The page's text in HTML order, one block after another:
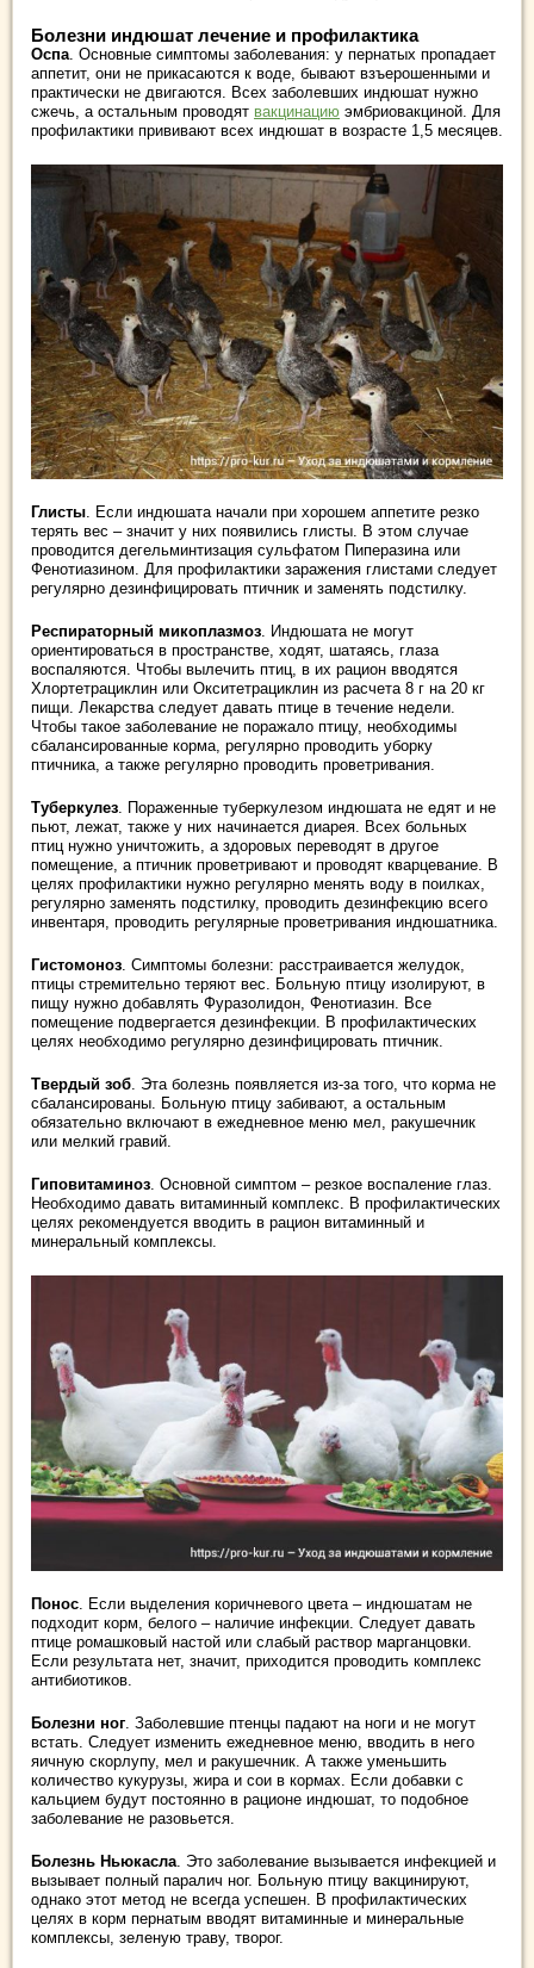
Болезни индюшат лечение и профилактика
Оспа. Основные симптомы заболевания: у пернатых пропадает
аппетит, они не прикасаются к воде, бывают взъерошенными и
практически не двигаются. Всех заболевших индюшат нужно
сжечь, а остальным проводят вакцинацию эмбриовакциной. Для
профилактики прививают всех индюшат в возрасте 1,5 месяцев.
Глисты. Если индюшата начали при хорошем аппетите резко
терять вес – значит у них появились глисты. В этом случае
проводится дегельминтизация сульфатом Пиперазина или
Фенотиазином. Для профилактики заражения глистами следует
регулярно дезинфицировать птичник и заменять подстилку.
Респираторный микоплазмоз. Индюшата не могут
ориентироваться в пространстве, ходят, шатаясь, глаза
воспаляются. Чтобы вылечить птиц, в их рацион вводятся
Хлортетрациклин или Окситетрациклин из расчета 8 г на 20 кг
пищи. Лекарства следует давать птице в течение недели.
Чтобы такое заболевание не поражало птицу, необходимы
сбалансированные корма, регулярно проводить уборку
птичника, а также регулярно проводить проветривания.
Туберкулез. Пораженные туберкулезом индюшата не едят и не
пьют, лежат, также у них начинается диарея. Всех больных
птиц нужно уничтожить, а здоровых переводят в другое
помещение, а птичник проветривают и проводят кварцевание. В
целях профилактики нужно регулярно менять воду в поилках,
регулярно заменять подстилку, проводить дезинфекцию всего
инвентаря, проводить регулярные проветривания индюшатника.
Гистомоноз. Симптомы болезни: расстраивается желудок,
птицы стремительно теряют вес. Больную птицу изолируют, в
пищу нужно добавлять Фуразолидон, Фенотиазин. Все
помещение подвергается дезинфекции. В профилактических
целях необходимо регулярно дезинфицировать птичник.
Твердый зоб. Эта болезнь появляется из-за того, что корма не
сбалансированы. Больную птицу забивают, а остальным
обязательно включают в ежедневное меню мел, ракушечник
или мелкий гравий.
Гиповитаминоз. Основной симптом – резкое воспаление глаз.
Необходимо давать витаминный комплекс. В профилактических
целях рекомендуется вводить в рацион витаминный и
минеральный комплексы.
Понос . Если выделения коричневого цвета – индюшатам не
подходит корм, белого – наличие инфекции. Следует давать
птице ромашковый настой или слабый раствор марганцовки.
Если результата нет, значит, приходится проводить комплекс
антибиотиков.
Болезни ног . Заболевшие птенцы падают на ноги и не могут
встать. Следует изменить ежедневное меню, вводить в него
яичную скорлупу, мел и ракушечник. А также уменьшить
количество кукурузы, жира и сои в кормах. Если добавки с
кальцием будут постоянно в рационе индюшат, то подобное
заболевание не разовьется.
Болезнь Ньюкасла . Это заболевание вызывается инфекцией и
вызывает полный паралич ног. Больную птицу вакцинируют,
однако этот метод не всегда успешен. В профилактических
целях в корм пернатым вводят витаминные и минеральные
комплексы, зеленую траву, творог.